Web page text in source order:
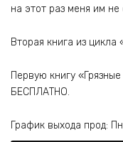
на этот раз меня им не
Вторая книга из цикла
Первую книгу
БЕСПЛАТНО.
График выхода прод: